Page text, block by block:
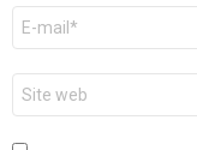
E-
mail
*
Site
web